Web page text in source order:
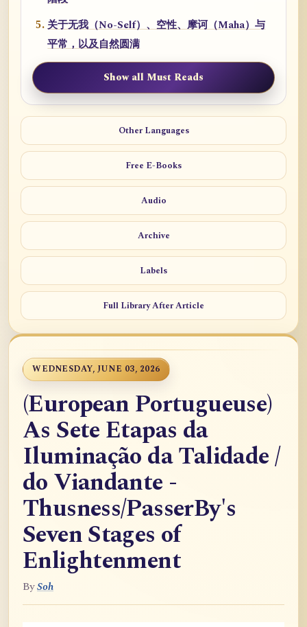
关于无我（No-Self）、空性、摩诃（Maha）与
平常，以及自然圆满
Show all Must Reads
Other Languages
Free E-Books
Audio
Archive
Labels
Full Library After Article
WEDNESDAY, JUNE 03, 2026
(European Portugueuse)
As Sete Etapas da
Iluminação da Talidade /
do Viandante -
Thusness/PasserBy's
Seven Stages of
Enlightenment
BySoh